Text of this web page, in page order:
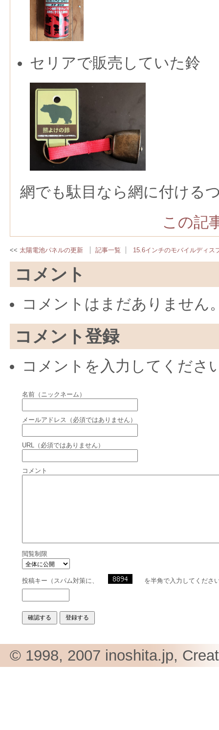
セリアで販売していた鈴
網でも駄目なら網に付ける
この記
太陽電池パネルの更新 記事一覧 15.6インチのモバイルディス
コメント
コメントはまだありません
コメント登録
コメントを入力してくださ
名前（ニックネーム）
メールアドレス（必須ではありません）
URL（必須ではありません）
コメント
閲覧制限
投稿キー（スパム対策に、 を半角で入力してくださ
© 1998, 2007 inoshita.jp,